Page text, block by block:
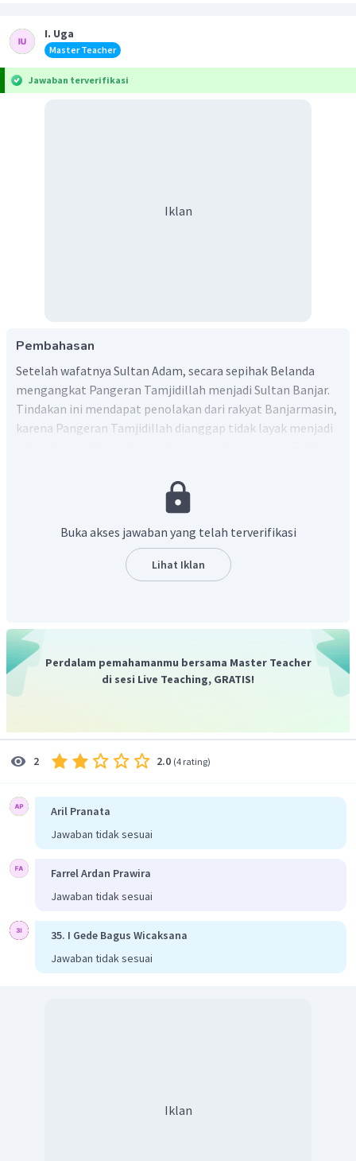
I. Uga
Master Teacher
Jawaban terverifikasi
Iklan
Pembahasan
Setelah wafatnya Sultan Adam, secara sepihak Belanda
mengangkat Pangeran Tamjidillah menjadi Sultan Banjar.
Tindakan ini mendapat penolakan dari rakyat Banjarmasin,
karena Pangeran Tamjidillah dianggap tidak layak menjadi
Kemudian dimulailah perang pada tahun 1859 yang terjadi
untuk mendukung Pangeran Hidayatullah menjadi Sultan
lain Pangeran Antasari dan Demang Lehman.
Buka akses jawaban yang telah terverifikasi
Lihat Iklan
Perdalam pemahamanmu bersama Master Teacher
di sesi Live Teaching, GRATIS!
2 2.0 (4 rating)
Aril Pranata
Jawaban tidak sesuai
Farrel Ardan Prawira
Jawaban tidak sesuai
35. I Gede Bagus Wicaksana
Jawaban tidak sesuai
Iklan